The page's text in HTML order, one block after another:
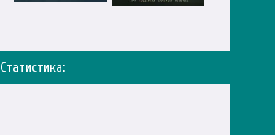
Статистика: